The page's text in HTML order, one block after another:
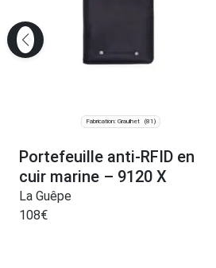
Fabrication: Graulhet (81)
Portefeuille anti-RFID en
cuir marine – 9120 X
La Guêpe
108€